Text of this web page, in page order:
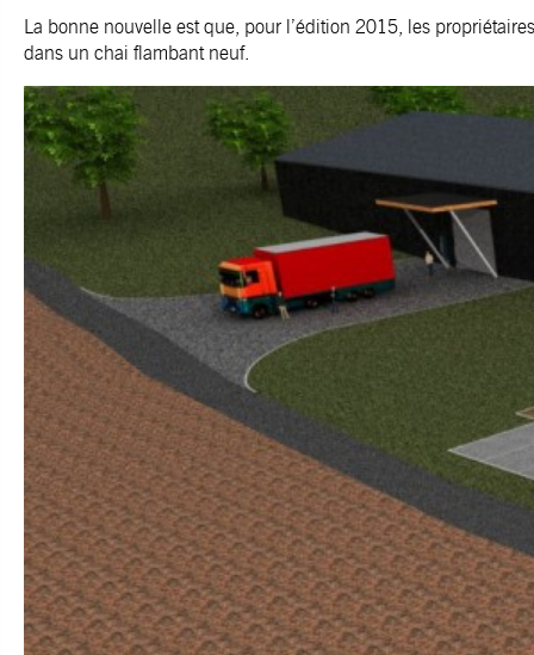
La bonne nouvelle est que, pour l’édition 2015, les
dans un chai flambant neuf.